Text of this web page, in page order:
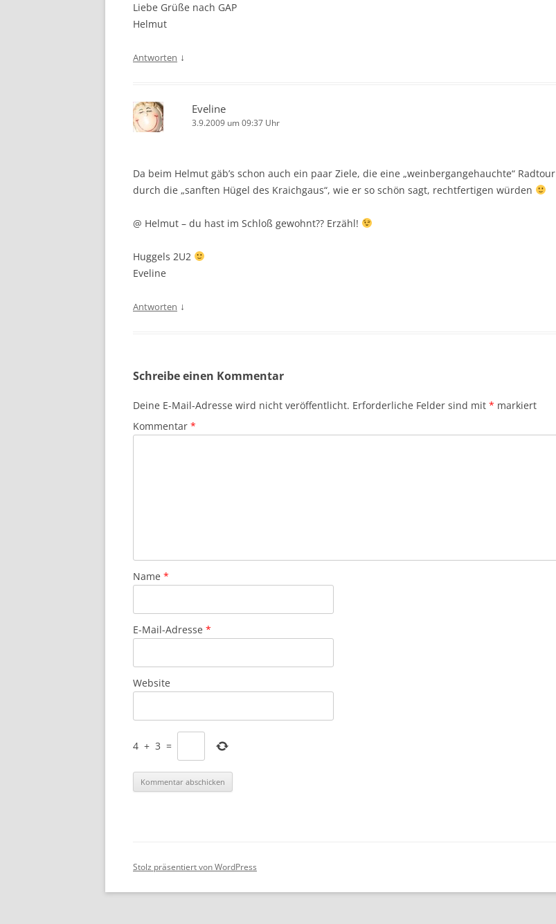
Liebe Grüße nach GAP
Helmut
Antworten ↓
Eveline
3.9.2009 um 09:37 Uhr
Da beim Helmut gäb’s schon auch ein paar Ziele, die eine „weinbergangehauchte“ Radtour
durch die „sanften Hügel des Kraichgaus“, wie er so schön sagt, rechtfertigen würden
@ Helmut – du hast im Schloß gewohnt?? Erzähl!
Huggels 2U2
Eveline
Antworten ↓
Schreibe einen Kommentar
Deine E-Mail-Adresse wird nicht veröffentlicht. Erforderliche Felder sind mit * markiert
Kommentar *
Name *
E-Mail-Adresse *
Website
4 + 3 =
Stolz präsentiert von WordPress